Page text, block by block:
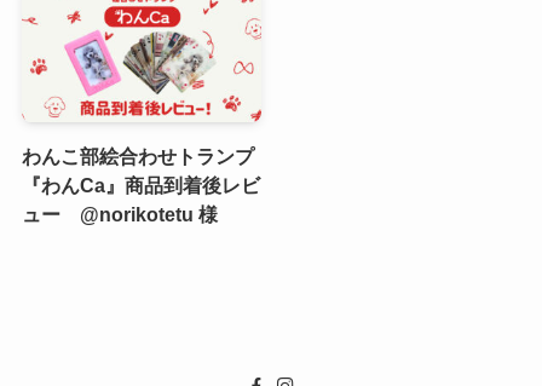
わんこ部絵合わせトランプ
『わんCa』商品到着後レビ
ュー @norikotetu 様